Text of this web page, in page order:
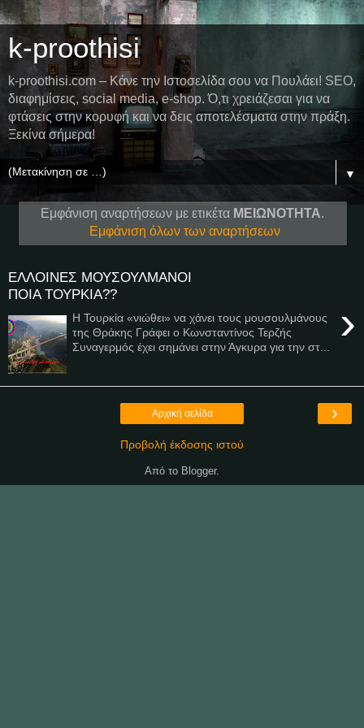
k-proothisi
k-proothisi.com – Κάνε την Ιστοσελίδα σου να Πουλάει! SEO,
διαφημίσεις, social media, e-shop. Ό,τι χρειάζεσαι για να
φτάσεις στην κορυφή και να δεις αποτελέσματα στην πράξη.
Ξεκίνα σήμερα!
▼
Εμφάνιση αναρτήσεων με ετικέτα ΜΕΙΩΝΟΤΗΤΑ.
Εμφάνιση όλων των αναρτήσεων
ΕΛΛΟΙΝΕΣ ΜΟΥΣΟΥΛΜΑΝΟΙ
ΠΟΙΑ ΤΟΥΡΚΙΑ??
›
Η Τουρκία «νιώθει» να χάνει τους μουσουλμάνους
της Θράκης Γράφει ο Κωνσταντίνος Τερζής
Συναγερμός έχει σημάνει στην Άγκυρα για την στ...
›
Αρχική σελίδα
Προβολή έκδοσης ιστού
Από το Blogger.